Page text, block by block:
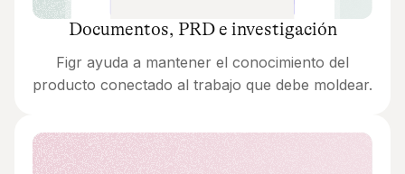
Documentos, PRD e investigación
Figr ayuda a mantener el conocimiento del
producto conectado al trabajo que debe moldear.